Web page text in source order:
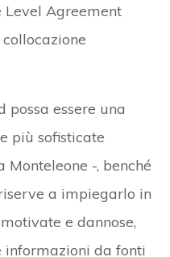
Agreement
possa essere una
più sofisticate
-, benché
a impiegarlo in
e dannose,
informazioni da fonti